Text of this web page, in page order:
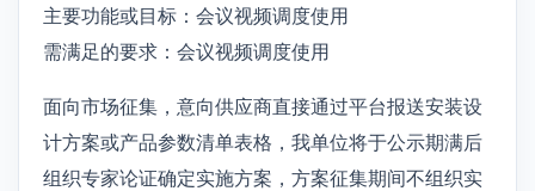
主要功能或目标：会议视频调度使用
需满足的要求：会议视频调度使用
面向市场征集，意向供应商直接通过平台报送安装设
计方案或产品参数清单表格，我单位将于公示期满后
组织专家论证确定实施方案，方案征集期间不组织实